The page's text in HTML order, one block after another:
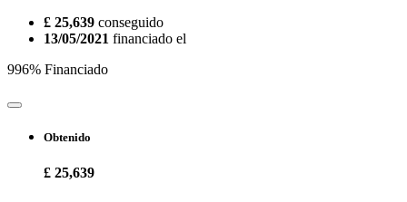
£ 25,639 conseguido
13/05/2021 financiado el
996% Financiado
Obtenido
£ 25,639